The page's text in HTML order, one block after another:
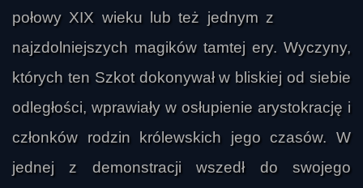
połowy XIX wieku lub też jednym z
najzdolniejszych magików tamtej ery. Wyczyny,
których ten Szkot dokonywał w bliskiej od siebie
odległości, wprawiały w osłupienie arystokrację i
członków rodzin królewskich jego czasów. W
jednej z demonstracji wszedł do swojego